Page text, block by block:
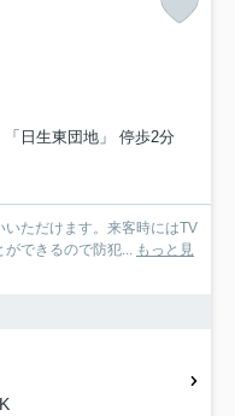
日生東団地」 停歩2分
ただけます。来客時にはTV
ができるので防犯... もっと見